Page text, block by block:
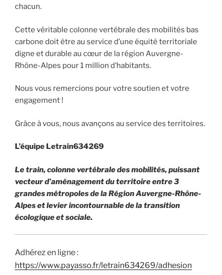
chacun.
Cette véritable colonne vertébrale des mobilités bas
carbone doit être au service d’une équité territoriale
digne et durable au cœur de la région Auvergne-
Rhône-Alpes pour 1 million d’habitants.
Nous vous remercions pour votre soutien et votre
engagement !
Grâce à vous, nous avançons au service des territoires.
L’équipe Letrain634269
Le train, colonne vertébrale des mobilités, puissant
vecteur d’aménagement du territoire entre 3
grandes métropoles de la Région Auvergne-Rhône-
Alpes et levier incontournable de la transition
écologique et sociale.
Adhérez en ligne :
https://www.payasso.fr/letrain634269/adhesion